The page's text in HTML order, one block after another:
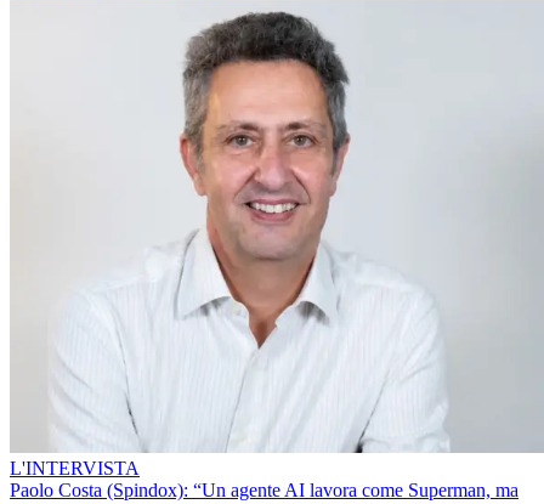
L'INTERVISTA
Paolo Costa (Spindox): “Un agente AI lavora come Superman, ma